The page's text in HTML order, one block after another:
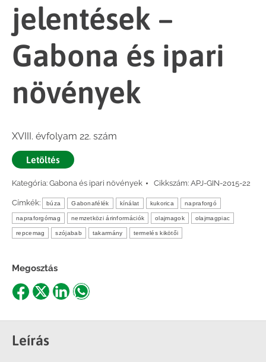
jelentések –
Gabona és ipari
növények
XVIII. évfolyam 22. szám
Letöltés
Kategória: Gabona és ipari növények Cikkszám: APJ-GIN-2015-22
Címkék: búza Gabonafélék kínálat kukorica napraforgó
napraforgómag nemzetközi árinformációk olajmagok olajmagpiac
repcemag szójabab takarmány termelés kikötői
Megosztás
Share
Facebook
Share
X
ShareShare
Leírás